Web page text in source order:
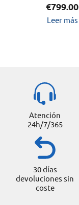
€799.00
Leer más
Atención
24h/7/365
30 días
devoluciones sin
coste